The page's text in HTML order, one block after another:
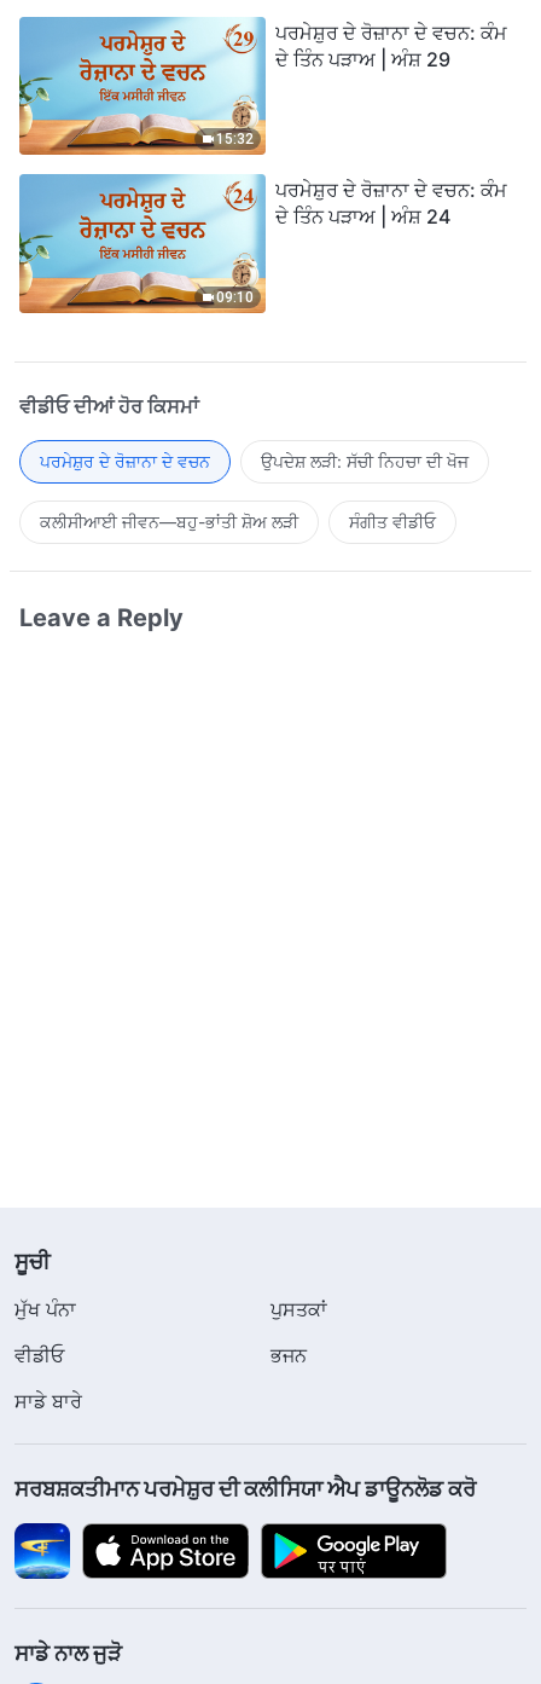
15:32
ਪਰਮੇਸ਼ੁਰ ਦੇ ਰੋਜ਼ਾਨਾ ਦੇ ਵਚਨ: ਕੰਮ
ਦੇ ਤਿੰਨ ਪੜਾਅ | ਅੰਸ਼ 29
09:10
ਪਰਮੇਸ਼ੁਰ ਦੇ ਰੋਜ਼ਾਨਾ ਦੇ ਵਚਨ: ਕੰਮ
ਦੇ ਤਿੰਨ ਪੜਾਅ | ਅੰਸ਼ 24
ਵੀਡੀਓ ਦੀਆਂ ਹੋਰ ਕਿਸਮਾਂ
ਪਰਮੇਸ਼ੁਰ ਦੇ ਰੋਜ਼ਾਨਾ ਦੇ ਵਚਨ ਉਪਦੇਸ਼ ਲੜੀ: ਸੱਚੀ ਨਿਹਚਾ ਦੀ ਖੋਜ
ਕਲੀਸੀਆਈ ਜੀਵਨ—ਬਹੁ-ਭਾਂਤੀ ਸ਼ੋਅ ਲੜੀ ਸੰਗੀਤ ਵੀਡੀਓ
Leave a Reply
ਸੂਚੀ
ਮੁੱਖ ਪੰਨਾ
ਪੁਸਤਕਾਂ
ਵੀਡੀਓ
ਭਜਨ
ਸਾਡੇ ਬਾਰੇ
ਸਰਬਸ਼ਕਤੀਮਾਨ ਪਰਮੇਸ਼ੁਰ ਦੀ ਕਲੀਸਿਯਾ ਐਪ ਡਾਊਨਲੋਡ ਕਰੋ
ਸਾਡੇ ਨਾਲ ਜੁੜੋ